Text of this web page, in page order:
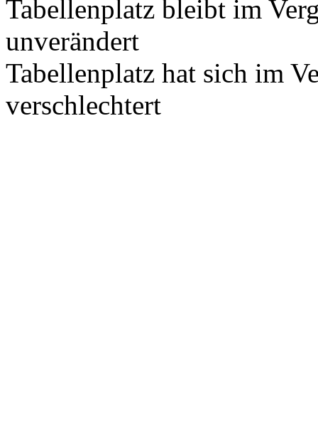
Tabellenplatz bleibt im
unverändert
Tabellenplatz hat sich im
verschlechtert